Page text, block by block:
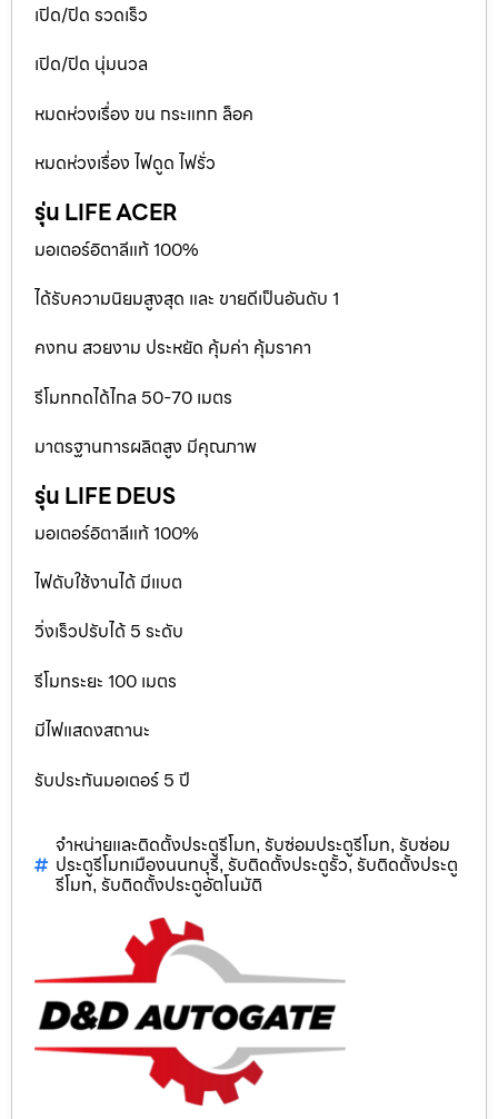
เปิด/ปิด รวดเร็ว
เปิด/ปิด นุ่มนวล
หมดห่วงเรื่อง ขน กระแทก ล็อค
หมดห่วงเรื่อง ไฟดูด ไฟรั่ว
รุ่น LIFE ACER
มอเตอร์อิตาลีแท้ 100%
ได้รับความนิยมสูงสุด และ ขายดีเป็นอันดับ 1
คงทน สวยงาม ประหยัด คุ้มค่า คุ้มราคา
รีโมทกดได้ไกล 50-70 เมตร
มาตรฐานการผลิตสูง มีคุณภาพ
รุ่น LIFE DEUS
มอเตอร์อิตาลีแท้ 100%
ไฟดับใช้งานได้ มีแบต
วิ่งเร็วปรับได้ 5 ระดับ
รีโมทระยะ 100 เมตร
มีไฟแสดงสถานะ
รับประกันมอเตอร์ 5 ปี
จำหน่ายและติดตั้งประตูรีโมท, รับซ่อมประตูรีโมท, รับซ่อม
ประตูรีโมทเมืองนนทบุรี, รับติดตั้งประตูรั้ว,รับติดตั้งประตู
รีโมท, รับติดตั้งประตูอัตโนมัติ